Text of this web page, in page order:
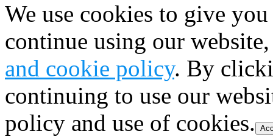
We use cookies to give
continue using our
and cookie policy. By
continuing to use our
policy and use of cookies.